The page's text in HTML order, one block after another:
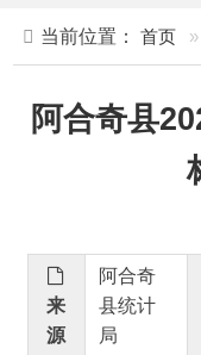
阿合奇县
指 标